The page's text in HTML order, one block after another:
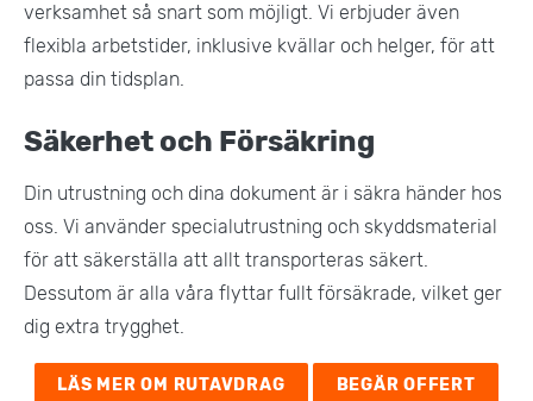
verksamhet så snart som möjligt. Vi erbjuder även
flexibla arbetstider, inklusive kvällar och helger, för att
passa din tidsplan.
Säkerhet och Försäkring
Din utrustning och dina dokument är i säkra händer hos
oss. Vi använder specialutrustning och skyddsmaterial
för att säkerställa att allt transporteras säkert.
Dessutom är alla våra flyttar fullt försäkrade, vilket ger
dig extra trygghet​.
LÄS MER OM RUTAVDRAG BEGÄR OFFERT